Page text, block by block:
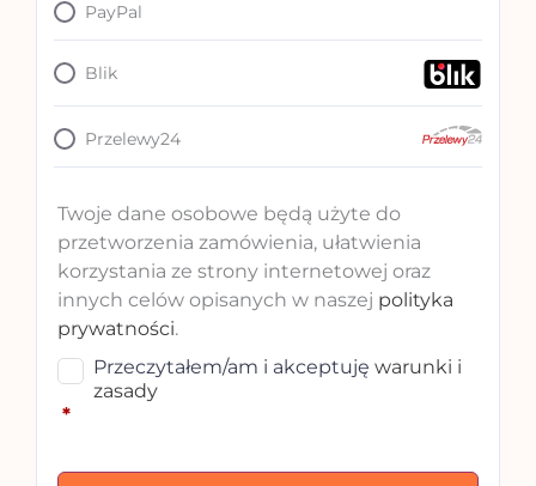
PayPal
Blik
Przelewy24
Twoje dane osobowe będą użyte do
przetworzenia zamówienia, ułatwienia
korzystania ze strony internetowej oraz
innych celów opisanych w naszej polityka
prywatności.
Przeczytałem/am i akceptuję warunki i
zasady
*